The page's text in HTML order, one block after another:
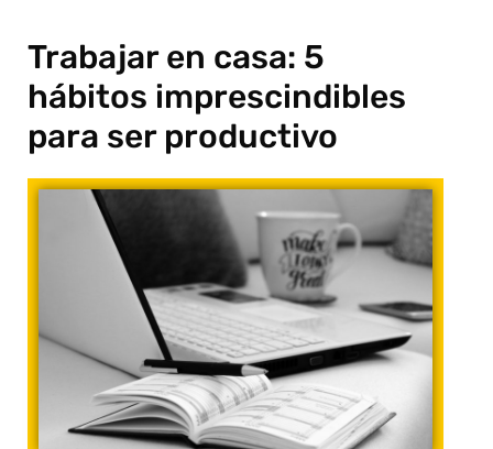
Trabajar en casa: 5
hábitos imprescindibles
para ser productivo